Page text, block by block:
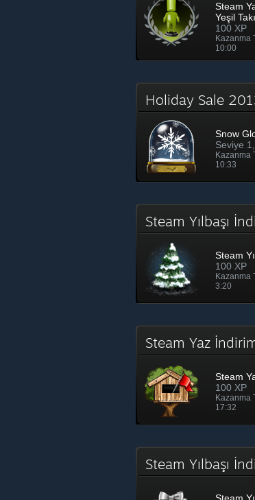
Steam
Yeşil
100 XP
Kazanma
10:00
Holiday Sale
Snow
Seviye
Kazanma
10:33
Steam Yılbaşı
Steam
100 XP
Kazanma
3:20
Steam Yaz
Steam
100 XP
Kazanma
17:32
Steam Yılbaşı